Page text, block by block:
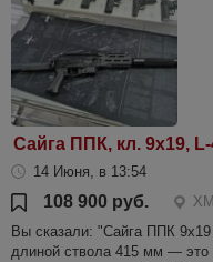
Сайга ППК, кл. 9х19,
14 Июня, в 13:54
108 900 руб.
Вы сказали: "Сайга ППК
длиной ствола 415 мм — это